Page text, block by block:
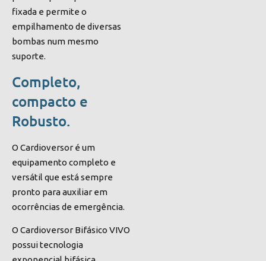
fixada e permite o
empilhamento de diversas
bombas num mesmo
suporte.
Completo,
compacto e
Robusto.
O Cardioversor é um
equipamento completo e
versátil que está sempre
pronto para auxiliar em
ocorrências de emergência.
O Cardioversor Bifásico VIVO
possui tecnologia